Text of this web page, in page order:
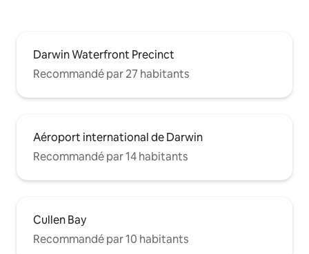
Darwin Waterfront Precinct
Recommandé par 27 habitants
Aéroport international de Darwin
Recommandé par 14 habitants
Cullen Bay
Recommandé par 10 habitants